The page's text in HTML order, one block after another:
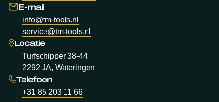
E-mail
info@tm-tools.nl
service@tm-tools.nl
Locatie
Turfschipper 38-44
2292 JA, Wateringen
Telefoon
+31 85 203 11 66